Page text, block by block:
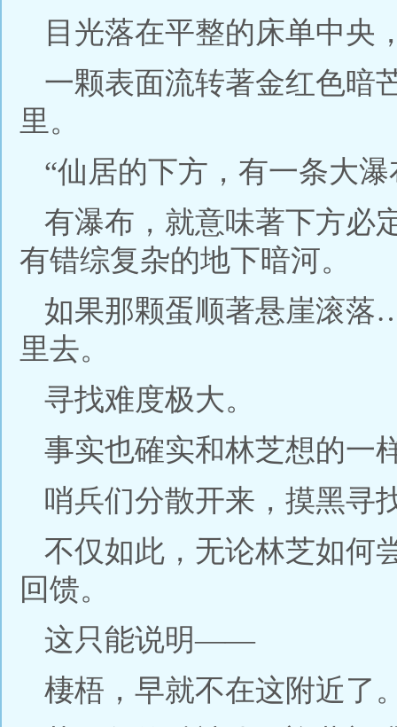
目光落在平整的床单中央
一颗表面流转著金红色暗
里。
“仙居的下方，有一条大瀑
有瀑布，就意味著下方必
有错综复杂的地下暗河。
如果那颗蛋顺著悬崖滚
里去。
寻找难度极大。
事实也確实和林芝想的一
哨兵们分散开来，摸黑寻
不仅如此，无论林芝如何
回馈。
这只能说明——
棲梧，早就不在这附近了